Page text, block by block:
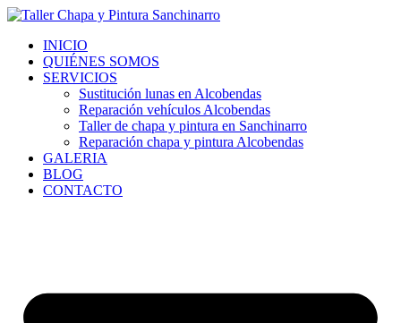
Ir
contenidoINICIO
QUIÉNES SOMOS
SERVICIOS
Sustitución lunas en Alcobendas
Reparación vehículos Alcobendas
Taller de chapa y pintura en Sanchinarro
Reparación chapa y pintura Alcobendas
GALERIA
BLOG
CONTACTO